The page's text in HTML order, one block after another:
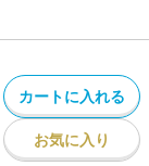
カートに入れる
お気に入り